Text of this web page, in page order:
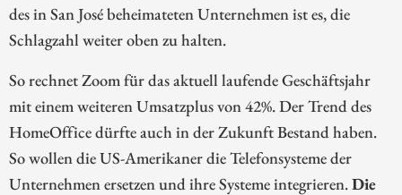
des in San José beheimateten Unternehmen ist es, die
Schlagzahl weiter oben zu halten.
So rechnet Zoom für das aktuell laufende Geschäftsjahr
mit einem weiteren Umsatzplus von 42%. Der Trend des
HomeOffice dürfte auch in der Zukunft Bestand haben.
So wollen die US-Amerikaner die Telefonsysteme der
Unternehmen ersetzen und ihre Systeme integrieren.Die